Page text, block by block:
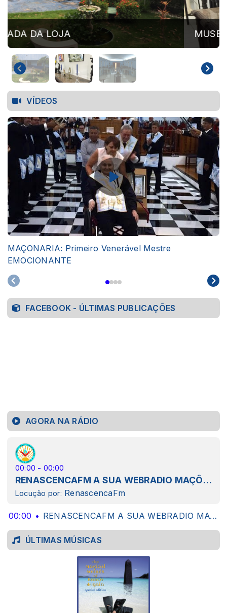
MUSEU MAÇÔNICO
VÍDEOS
MAÇONARIA: Primeiro Venerável Mestre
EMOCIONANTE
FACEBOOK - ÚLTIMAS PUBLICAÇÕES
AGORA NA RÁDIO
00:00 - 00:00
RENASCENCAFM A SUA WEBRADIO MAÇÔNICA SEMPRE MAIS PERTO DE VOCÊ
Locução por: RenascencaFm
00:00 RENASCENCAFM A SUA WEBRADIO MAÇÔNICA SEMPRE MAIS PERTO DE VOCÊ
ÚLTIMAS MÚSICAS